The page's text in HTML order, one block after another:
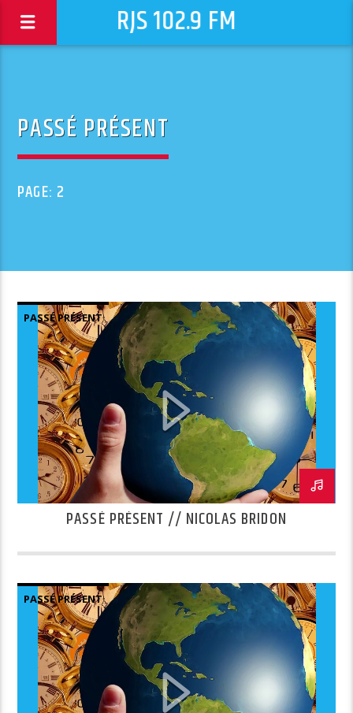
RJS 102.9 FM
PASSÉ PRÉSENT
PAGE: 2
PASSÉ PRÉSENT
PASSÉ PRÉSENT // NICOLAS BRIDON
PASSÉ PRÉSENT